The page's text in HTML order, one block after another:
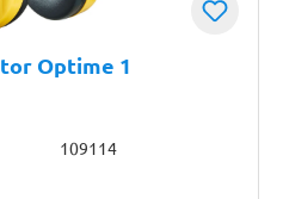
Optime 1
109114